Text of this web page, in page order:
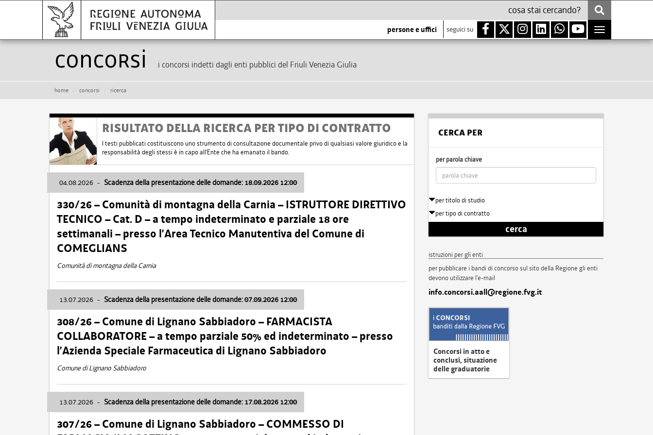
persone e uffici seguici su
Toggle
navigation
Concorsi i concorsi indetti dagli enti pubblici del Friuli Venezia Giulia
home concorsi ricerca
RISULTATO DELLA RICERCA PER TIPO DI CONTRATTO
I testi pubblicati costituiscono uno strumento di consultazione documentale privo di qualsiasi valore giuridico e la
responsabilità degli stessi è in capo all'Ente che ha emanato il bando.
04.08.2026 - Scadenza della presentazione delle domande: 18.09.2026 12:00
330/26 – Comunità di montagna della Carnia – ISTRUTTORE DIRETTIVO
TECNICO – Cat. D – a tempo indeterminato e parziale 18 ore
settimanali – presso l’Area Tecnico Manutentiva del Comune di
COMEGLIANS
Comunità di montagna della Carnia
13.07.2026 - Scadenza della presentazione delle domande: 07.09.2026 12:00
308/26 – Comune di Lignano Sabbiadoro – FARMACISTA
COLLABORATORE – a tempo parziale 50% ed indeterminato – presso
l’Azienda Speciale Farmaceutica di Lignano Sabbiadoro
Comune di Lignano Sabbiadoro
13.07.2026 - Scadenza della presentazione delle domande: 17.08.2026 12:00
307/26 – Comune di Lignano Sabbiadoro – COMMESSO DI
CERCA PER
per parola chiave
per titolo di studio
per tipo di contratto
cerca
istruzioni per gli enti
per pubblicare i bandi di concorso sul sito della Regione gli enti
devono utilizzare l'e-mail
info.concorsi.aall@regione.fvg.it
Concorsi in atto e
conclusi, situazione
delle graduatorie